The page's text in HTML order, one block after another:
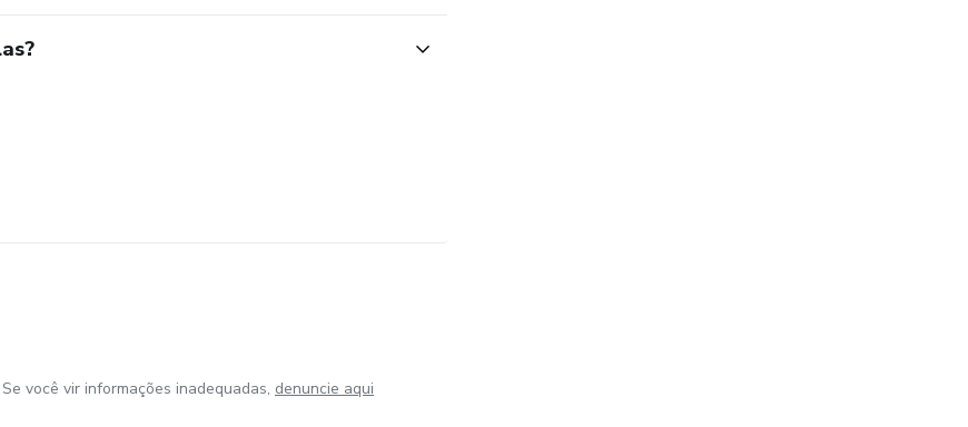
você vir informações inadequadas, denuncie aqui